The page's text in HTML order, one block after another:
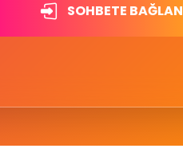
SOHBETE BAĞLAN